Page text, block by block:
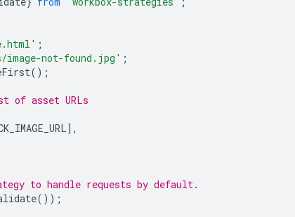
;
image-not-found.jpg' ;
();
of asset URLs
],
to handle requests by default.
());